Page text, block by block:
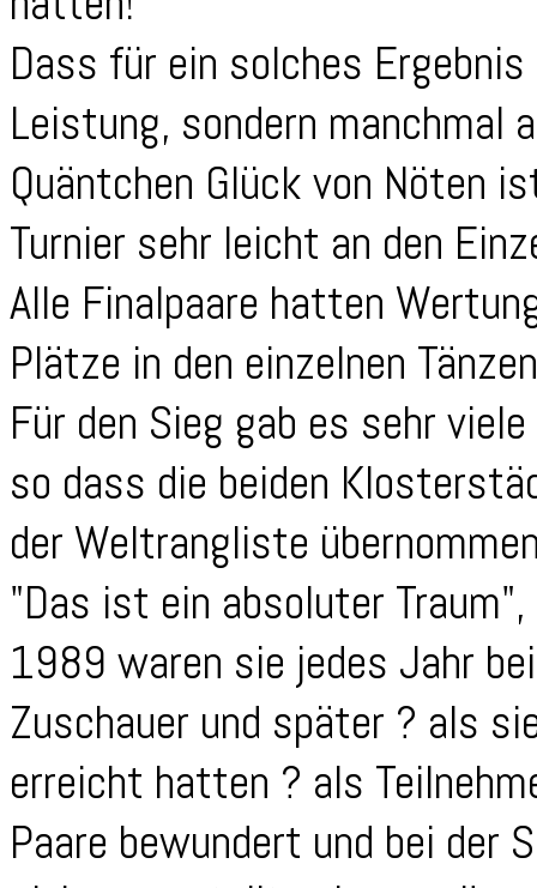
Dass für ein solches
Leistung, sondern manchmal
Quäntchen Glück von Nöten
Turnier sehr leicht an den
Alle Finalpaare hatten
Plätze in den einzelnen
Für den Sieg gab es sehr
so dass die beiden
der Weltrangliste
"Das ist ein absoluter
1989 waren sie jedes Jahr
Zuschauer und später ? als
erreicht hatten ? als
Paare bewundert und bei der